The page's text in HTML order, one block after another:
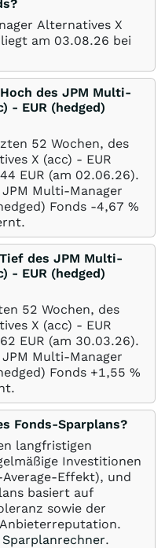
Alternatives X
am 03.08.26 bei
des JPM Multi-
- EUR (hedged)
52 Wochen, des
X (acc) - EUR
EUR (am 02.06.26).
Multi-Manager
Fonds -4,67 %
des JPM Multi-
- EUR (hedged)
52 Wochen, des
X (acc) - EUR
EUR (am 30.03.26).
Multi-Manager
Fonds +1,55 %
Fonds-Sparplans?
langfristigen
Investitionen
Effekt), und
basiert auf
sowie der
Sparplanrechner.